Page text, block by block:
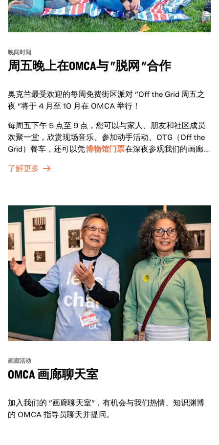
晚间时间
周五晚上在OMCA与 "脱网 "合作
奥克兰最受欢迎的每周免费街区派对 "Off the Grid 周五之
夜 "将于 4 月至 10 月在 OMCA 举行！
每周五下午 5 点至 9 点，您可以与家人、朋友和社区成员
欢聚一堂，欣赏现场音乐、参加动手活动、OTG（Off the
Grid）餐车，还可以凭博物馆门票在深夜参观我们的画廊和
了解更多
画廊活动
OMCA 画廊聊天室
加入我们的 "画廊聊天室"，有机会与我们热情、知识渊博
的 OMCA 指导员聊天并提问。